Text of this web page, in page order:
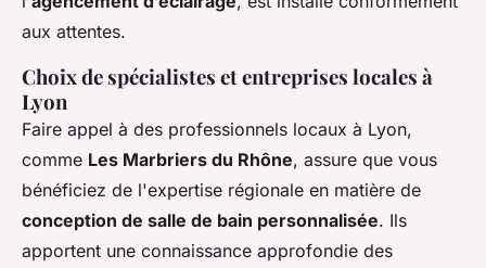
aux attentes.
Choix de spécialistes et entreprises locales à
Lyon
Faire appel à des professionnels locaux à Lyon,
comme Les Marbriers du Rhône, assure que vous
bénéficiez de l'expertise régionale en matière de
conception de salle de bain personnalisée. Ils
apportent une connaissance approfondie des